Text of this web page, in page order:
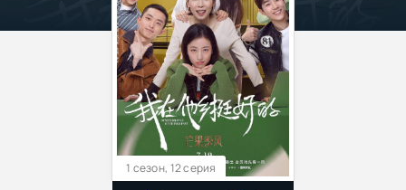
1 сезон, 12 серия